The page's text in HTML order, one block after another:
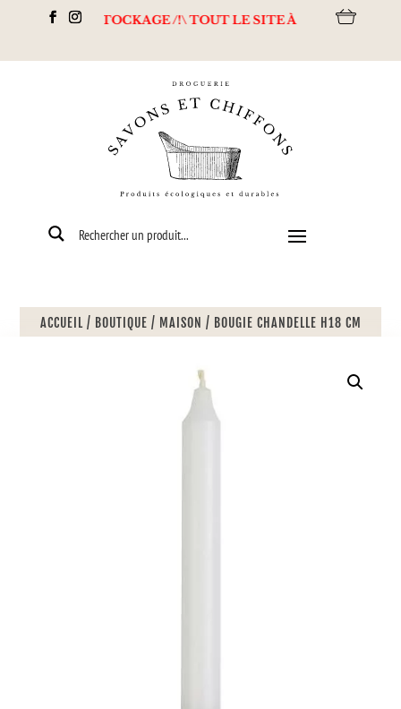
DESTOCKAGE /!\ TOUT LE SITE À - 50% + Livraison
ACCUEIL / BOUTIQUE / MAISON / BOUGIE CHANDELLE H18 CM